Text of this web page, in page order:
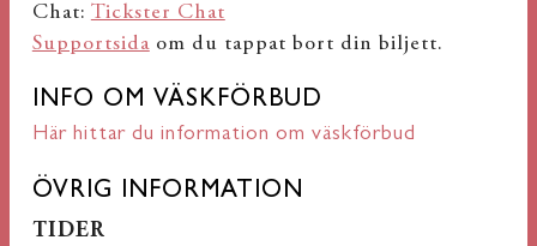
Chat: Tickster Chat
Supportsidaom du tappat bort din biljett.
INFO OM VÄSKFÖRBUD
Här hittar du information om väskförbud
ÖVRIG INFORMATION
TIDER